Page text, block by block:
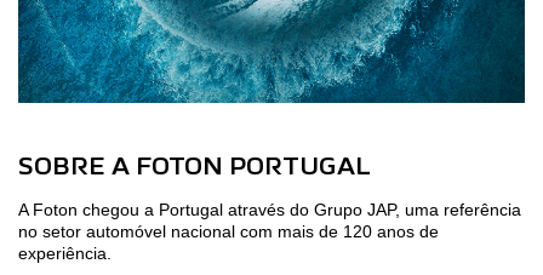
SOBRE A FOTON PORTUGAL
A Foton chegou a Portugal através do Grupo JAP, uma referência
no setor automóvel nacional com mais de 120 anos de
experiência.